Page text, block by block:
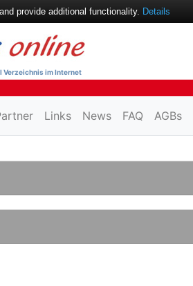
Verzeichnis im Internet
Links News FAQ AGBs
provide additional functionality. Details